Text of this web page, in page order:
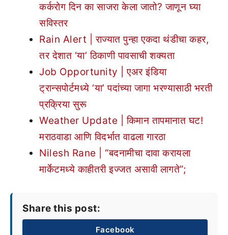
कर्करोग दिन का साजरा केला जातो? जाणून घ्या
सविस्तर
Rain Alert | राज्यात पुन्हा एकदा थंडीचा कहर,
तर देशात ‘या’ ठिकाणी पावसाची शक्यता
Job Opportunity | एअर इंडिया
ट्रान्सपोर्टमध्ये ‘या’ पदांच्या जागा भरण्यासाठी भरती
प्रक्रिया सुरू
Weather Update | किमान तापमानात घट!
मराठवाडा आणि विदर्भात वाढला गारठा
Nilesh Rane | “बदनामीचा दावा करायला
मार्केटमध्ये काहीतरी इज्जत असावी लागते”;
Share this post:
Facebook